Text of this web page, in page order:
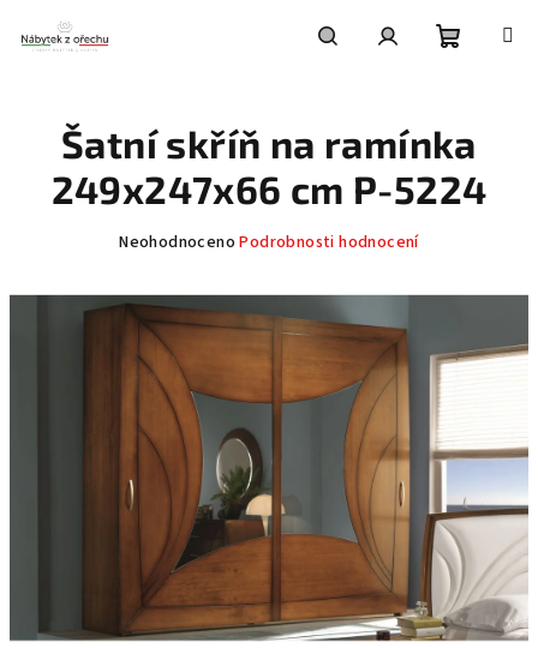
obsah
košík
Šatní skříň na ramínka
249x247x66 cm P-5224
Průměrné
produktu
je
0,0
z
hvězdiček.
Neohodnoceno Podrobnosti hodnocení